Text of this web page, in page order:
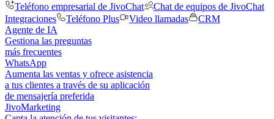
Teléfono empresarial de JivoChat
Chat de equipos de JivoChat
Integraciones
Teléfono Plus Video llamadas
CRM
Agente de IA
Gestiona las preguntas
más frecuentes
WhatsApp
Aumenta las ventas y ofrece asistencia
a tus clientes a través de su aplicación
de mensajería preferida
JivoMarketing